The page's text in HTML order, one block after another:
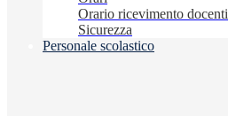
Orario ricevimento docenti
Sicurezza
Personale scolastico